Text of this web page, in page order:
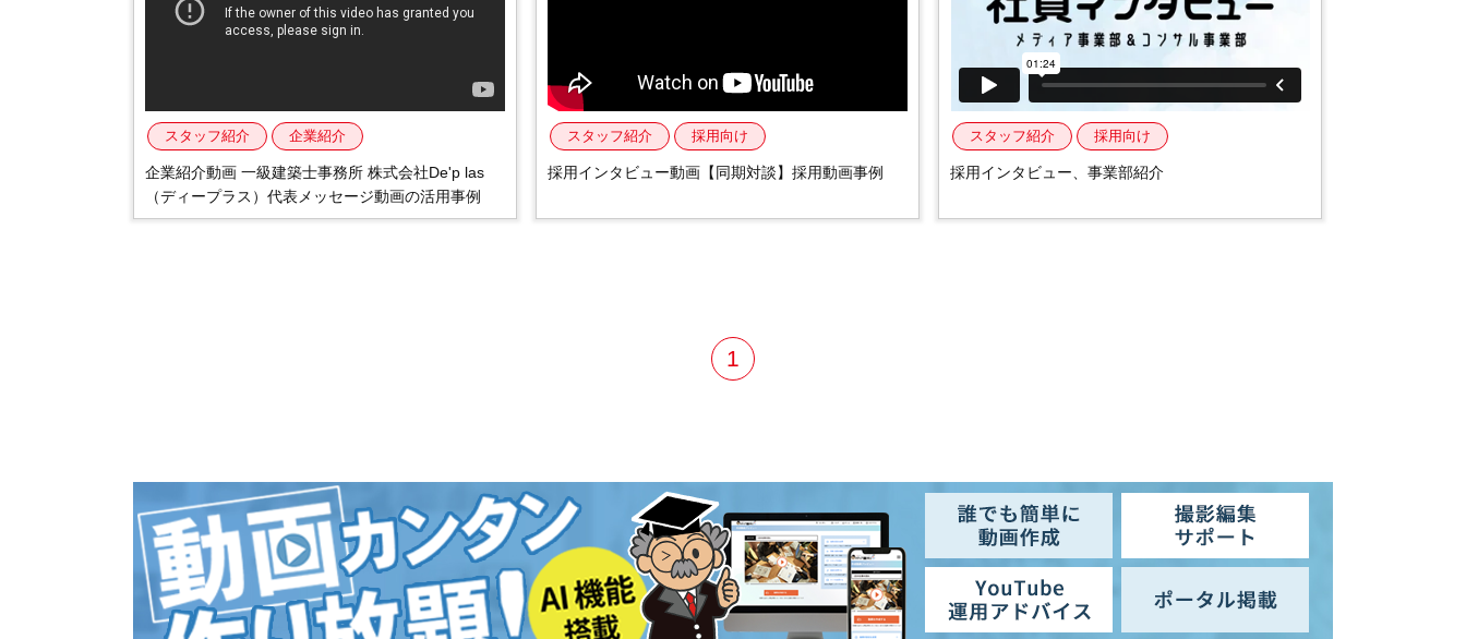
企業紹介動画 一級建築士事務所 株式会社De'p las
（ディープラス）代表メッセージ動画の活用事例
スタッフ紹介 企業紹介
採用インタビュー動画【同期対談】採用動画事例
スタッフ紹介 採用向け
採用インタビュー、事業部紹介
スタッフ紹介 採用向け
1